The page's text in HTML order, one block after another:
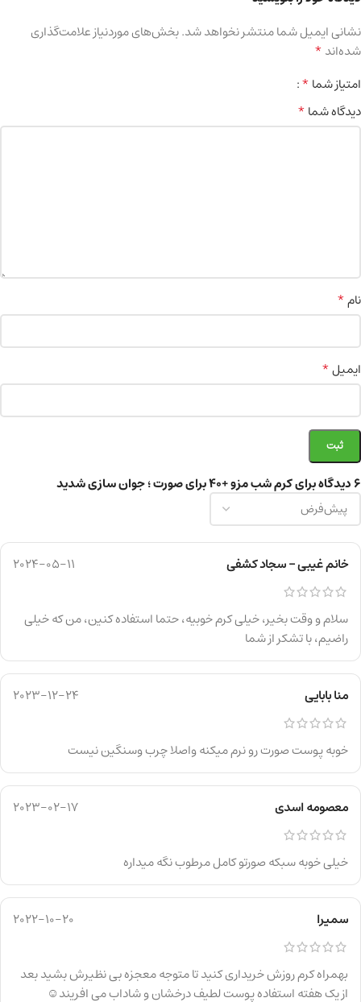
6 دیدگاه برای کرم شب مزو +40 برای صورت ؛ جوان سازی شدید
خانم غیبی – سجاد کشفی 2024-05-11
سلام و وقت بخیر، خیلی کرم خوبیه، حتما استفاده کنین، من که خیلی
راضیم، با تشکر از شما
منا بابایی 2023-12-24
خوبه پوست صورت رو نرم میکنه واصلا چرب وسنگین نیست
معصومه اسدی 2023-02-17
خیلی خوبه سبکه صورتو کامل مرطوب نگه میداره
سمیرا 2022-10-20
بهمراه کرم روزش خریداری کنید تا متوجه معجزه بی نظیرش بشید بعد
از یک هفته استفاده پوست لطیف درخشان و شاداب می افریند☺️
نشانی ایمیل شما منتشر نخواهد شد.بخش‌های موردنیاز علامت‌گذاری
شده‌اند*
امتیاز شما*
دیدگاه شما*
نام*
ایمیل*